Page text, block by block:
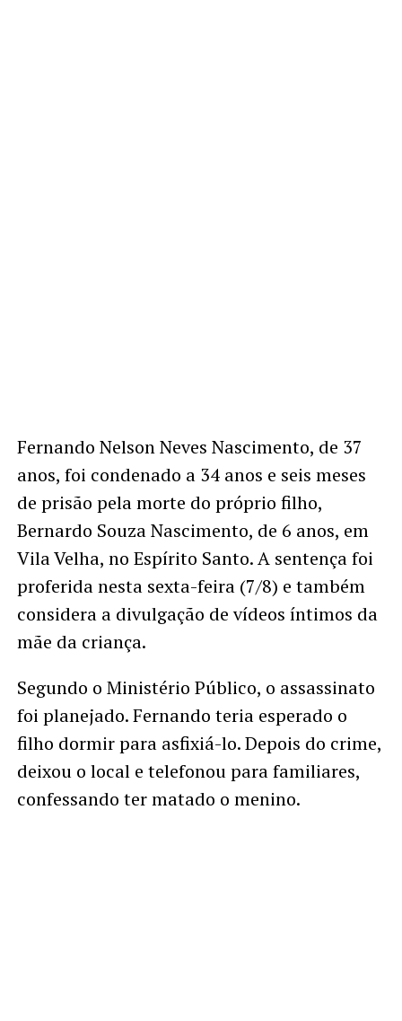
Fernando Nelson Neves Nascimento, de 37
anos, foi condenado a 34 anos e seis meses
de prisão pela morte do próprio filho,
Bernardo Souza Nascimento, de 6 anos, em
Vila Velha, no Espírito Santo. A sentença foi
proferida nesta sexta-feira (7/8) e também
considera a divulgação de vídeos íntimos da
mãe da criança.
Segundo o Ministério Público, o assassinato
foi planejado. Fernando teria esperado o
filho dormir para asfixiá-lo. Depois do crime,
deixou o local e telefonou para familiares,
confessando ter matado o menino.